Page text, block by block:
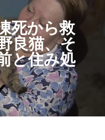
死から救
良猫、そ
と住み処